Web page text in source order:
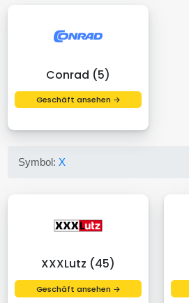
Conrad (5)
Geschäft ansehen →
Symbol: X
XXXLutz (45)
Geschäft ansehen →